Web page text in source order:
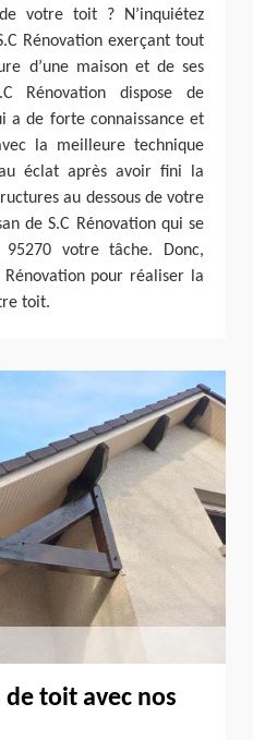
votre toit ? N’inquiétez
Rénovation exerçant tout
d’une maison et de ses
Rénovation dispose de
a de forte connaissance et
la meilleure technique
éclat après avoir fini la
au dessous de votre
de S.C Rénovation qui se
95270 votre tâche. Donc,
pour réaliser la
toit.
de toit avec nos